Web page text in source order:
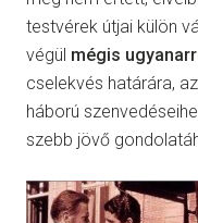
testvérek útjai külön
végül mégis
cselekvés határára,
háború
szebb jövő